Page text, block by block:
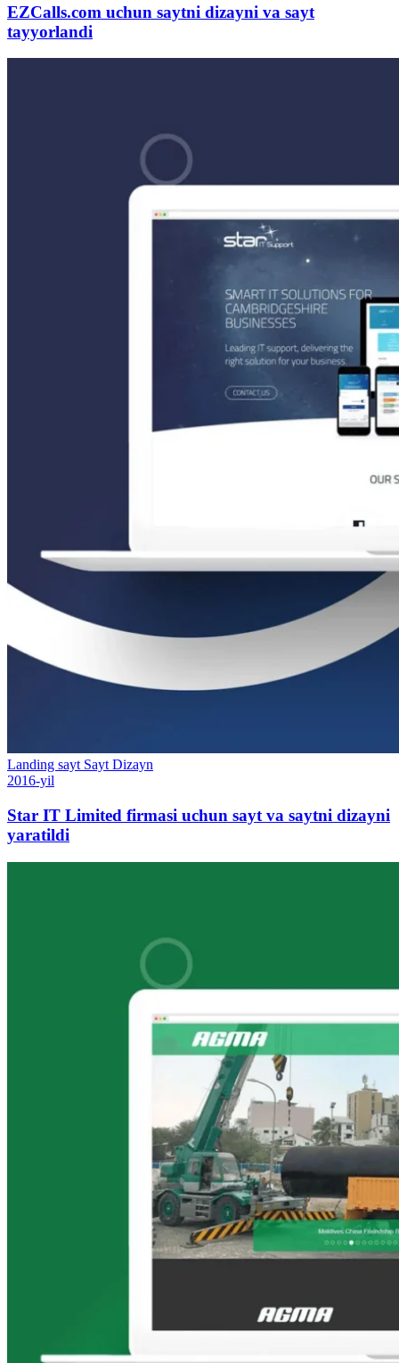
EZCalls.com uchun saytni dizayni va sayt
tayyorlandi
Landing sayt SaytDizayn
2016-yil
Star IT Limited firmasi uchun sayt va saytni dizayni
yaratildi